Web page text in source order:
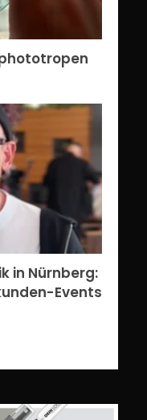
in Nürnberg:
Events